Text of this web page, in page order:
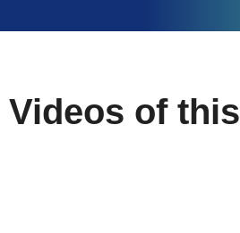
Videos of this